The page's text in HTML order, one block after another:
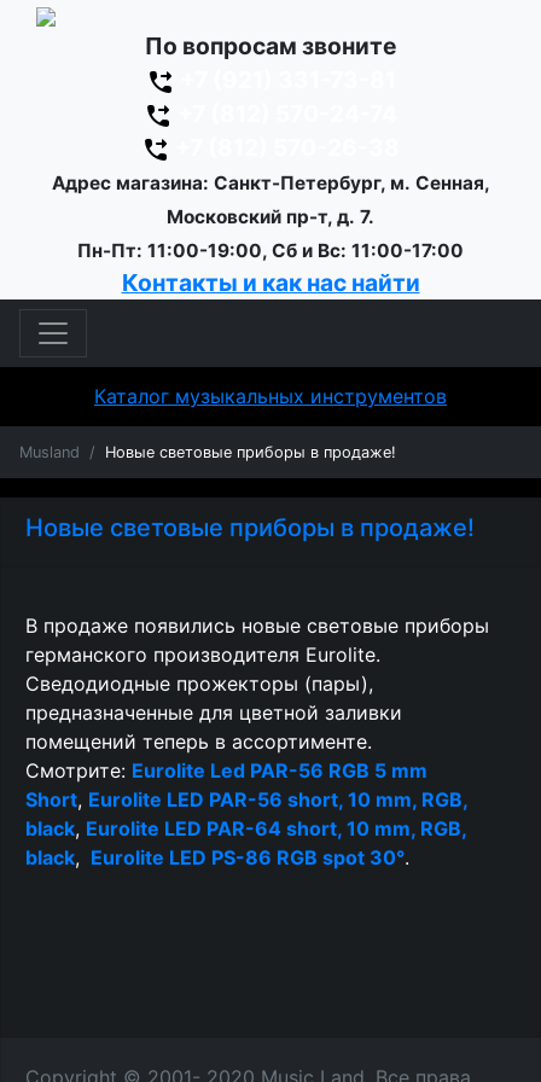
По вопросам звоните
Адрес магазина: Санкт-Петербург, м. Сенная,
Московский пр-т, д. 7.
Пн-Пт: 11:00-19:00, Сб и Вс: 11:00-17:00
Контакты и как нас найти
Каталог музыкальных инструментов
Musland Новые световые приборы в продаже!
Новые световые приборы в продаже!
В продаже появились новые световые приборы
германского производителя Eurolite.
Сведодиодные прожекторы (пары),
предназначенные для цветной заливки
помещений теперь в ассортименте.
Смотрите: Eurolite Led PAR-56 RGB 5 mm
Short, Eurolite LED PAR-56 short, 10 mm, RGB,
black, Eurolite LED PAR-64 short, 10 mm, RGB,
black, Eurolite LED PS-86 RGB spot 30°.
Copyright © 2001- 2020 Music Land. Все права